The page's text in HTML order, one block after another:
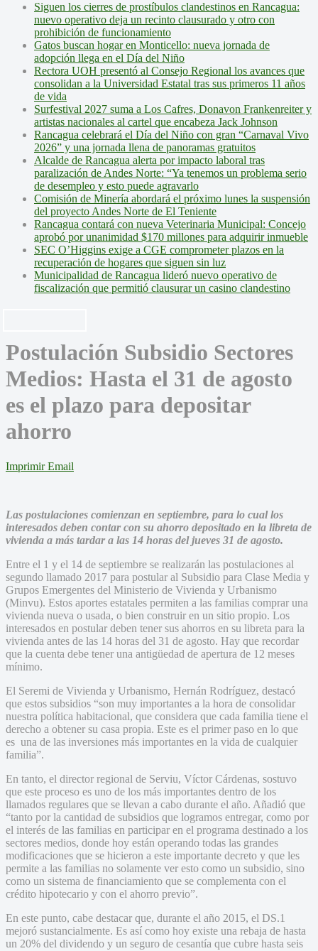
Siguen los cierres de prostíbulos clandestinos en Rancagua:
nuevo operativo deja un recinto clausurado y otro con
prohibición de funcionamiento
Gatos buscan hogar en Monticello: nueva jornada de
adopción llega en el Día del Niño
Rectora UOH presentó al Consejo Regional los avances que
consolidan a la Universidad Estatal tras sus primeros 11 años
de vida
Surfestival 2027 suma a Los Cafres, Donavon Frankenreiter y
artistas nacionales al cartel que encabeza Jack Johnson
Rancagua celebrará el Día del Niño con gran “Carnaval Vivo
2026” y una jornada llena de panoramas gratuitos
Alcalde de Rancagua alerta por impacto laboral tras
paralización de Andes Norte: “Ya tenemos un problema serio
de desempleo y esto puede agravarlo
Comisión de Minería abordará el próximo lunes la suspensión
del proyecto Andes Norte de El Teniente
Rancagua contará con nueva Veterinaria Municipal: Concejo
aprobó por unanimidad $170 millones para adquirir inmueble
SEC O’Higgins exige a CGE comprometer plazos en la
recuperación de hogares que siguen sin luz
Municipalidad de Rancagua lideró nuevo operativo de
fiscalización que permitió clausurar un casino clandestino
Postulación Subsidio Sectores
Medios: Hasta el 31 de agosto
es el plazo para depositar
ahorro
Imprimir Email
Las postulaciones comienzan en septiembre, para lo cual los
interesados deben contar con su ahorro depositado en la libreta de
vivienda a más tardar a las 14 horas del jueves 31 de agosto.
Entre el 1 y el 14 de septiembre se realizarán las postulaciones al
segundo llamado 2017 para postular al Subsidio para Clase Media y
Grupos Emergentes del Ministerio de Vivienda y Urbanismo
(Minvu). Estos aportes estatales permiten a las familias comprar una
vivienda nueva o usada, o bien construir en un sitio propio. Los
interesados en postular deben tener sus ahorros en su libreta para la
vivienda antes de las 14 horas del 31 de agosto. Hay que recordar
que la cuenta debe tener una antigüedad de apertura de 12 meses
mínimo.
El Seremi de Vivienda y Urbanismo, Hernán Rodríguez, destacó
que estos subsidios “son muy importantes a la hora de consolidar
nuestra política habitacional, que considera que cada familia tiene el
derecho a obtener su casa propia. Este es el primer paso en lo que
es una de las inversiones más importantes en la vida de cualquier
familia”.
En tanto, el director regional de Serviu, Víctor Cárdenas, sostuvo
que este proceso es uno de los más importantes dentro de los
llamados regulares que se llevan a cabo durante el año. Añadió que
“tanto por la cantidad de subsidios que logramos entregar, como por
el interés de las familias en participar en el programa destinado a los
sectores medios, donde hoy están operando todas las grandes
modificaciones que se hicieron a este importante decreto y que les
permite a las familias no solamente ver esto como un subsidio, sino
como un sistema de financiamiento que se complementa con el
crédito hipotecario y con el ahorro previo”.
En este punto, cabe destacar que, durante el año 2015, el DS.1
mejoró sustancialmente. Es así como hoy existe una rebaja de hasta
un 20% del dividendo y un seguro de cesantía que cubre hasta seis